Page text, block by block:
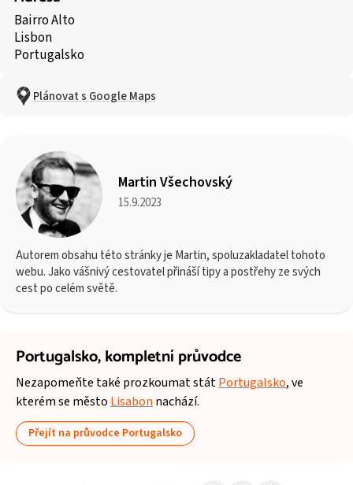
Bairro Alto
Lisbon
Portugalsko
Plánovat s Google Maps
Martin Všechovský
15.9.2023
Autorem obsahu této stránky je Martin, spoluzakladatel tohoto
webu. Jako vášnivý cestovatel přináší tipy a postřehy ze svých
cest po celém světě.
Portugalsko,kompletní průvodce
Nezapomeňte také prozkoumat státPortugalsko, ve
kterém se město Lisabon nachází.
Přejít na průvodce Portugalsko